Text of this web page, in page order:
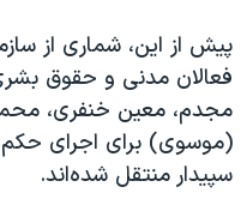
اعتراضات مردمی آبان ۹۸
اسرائیل در جنگ
نرگس محمدی برنده جایزه
پیش از این، شماری از
فعالان مدنی و حقوق
مجدم، معین خنفری،
(موسوی) برای اجرای حکم
سپیدار منتقل شده‌اند.